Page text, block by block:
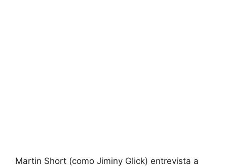
Martin Short (como Jiminy Glick) entrevista a